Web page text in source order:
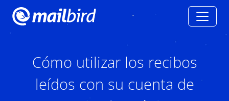
Cómo utilizar los recibos
leídos con su cuenta de